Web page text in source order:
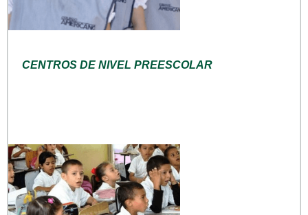
CENTROS DE NIVEL PREESCOLAR